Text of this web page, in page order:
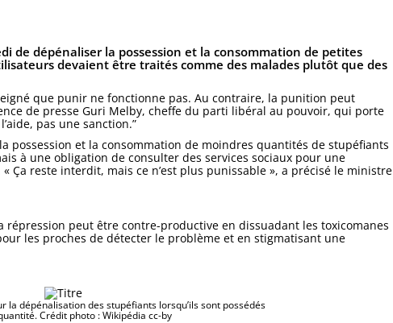
de dépénaliser la possession et la consommation de petites
devaient être traités comme des malades plutôt que des
que punir ne fonctionne pas. Au contraire, la punition peut
de presse Guri Melby, cheffe du parti libéral au pouvoir, qui porte
pas une sanction.”
possession et la consommation de moindres quantités de stupéfiants
à une obligation de consulter des services sociaux pour une
Ça reste interdit, mais ce n’est plus punissable », a précisé le ministre
répression peut être contre-productive en dissuadant les toxicomanes
les proches de détecter le problème et en stigmatisant une
la dépénalisation des stupéfiants lorsqu’ils sont possédés
Crédit photo : Wikipédia cc-by